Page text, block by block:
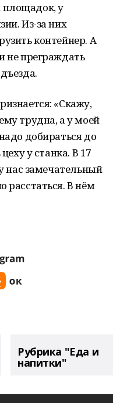
площадок, у
Из-за них
контейнер. А
не преграждать
«Скажу,
трудна, а у моей
добираться до
у станка. В 17
нас замечательный
расстаться. В нём
Рубрика "Еда и
напитки"